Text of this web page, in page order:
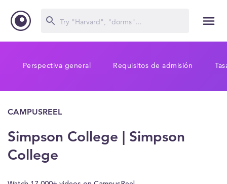
Perspectiva general Requisitos de admisión
CAMPUSREEL
Simpson College | Simpson
College